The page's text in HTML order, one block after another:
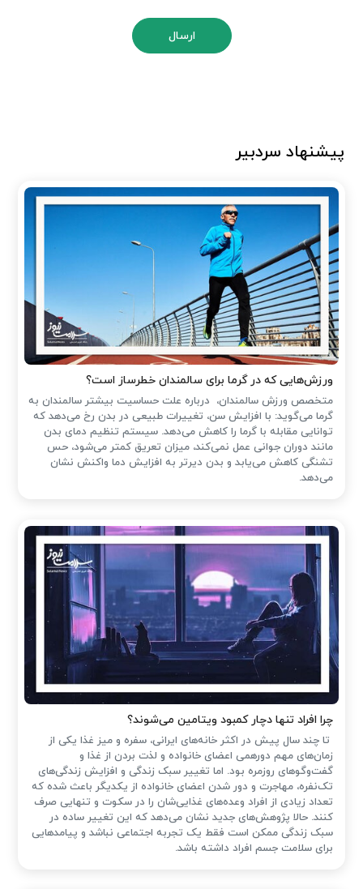
ارسال
پیشنهاد سردبیر
ورزش‌هایی که در گرما برای سالمندان خطرساز است؟
متخصص ورزش سالمندان، درباره علت حساسیت بیشتر سالمندان به
گرما می‌گوید: با افزایش سن، تغییرات طبیعی در بدن رخ می‌دهد که
توانایی مقابله با گرما را کاهش می‌دهد. سیستم تنظیم دمای بدن
مانند دوران جوانی عمل نمی‌کند، میزان تعریق کمتر می‌شود، حس
تشنگی کاهش می‌یابد و بدن دیرتر به افزایش دما واکنش نشان
می‌دهد.
چرا افراد تنها دچار کمبود ویتامین می‌شوند؟
تا چند سال پیش در اکثر خانه‌های ایرانی، سفره و میز غذا یکی از
زمان‌های مهم دورهمی اعضای خانواده و لذت بردن از غذا و
گفت‌وگوهای روزمره بود. اما تغییر سبک زندگی و افزایش زندگی‌های
تک‌نفره، مهاجرت و دور شدن اعضای خانواده از یکدیگر باعث شده که
تعداد زیادی از افراد وعده‌های غذایی‌شان را در سکوت و تنهایی صرف
کنند. حالا پژوهش‌های جدید نشان می‌دهد که این تغییر ساده در
سبک زندگی ممکن است فقط یک تجربه اجتماعی نباشد و پیامدهایی
برای سلامت جسم افراد داشته باشد.